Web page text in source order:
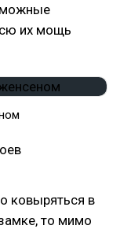
их мощь
ковыряться в
то мимо